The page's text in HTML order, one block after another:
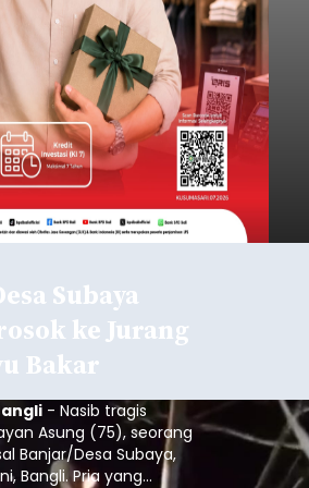
Subaya
ke Jurang
Bakar
- Nasib tragis
Asung (75), seorang
Banjar/Desa Subaya,
Bangli. Pria yang